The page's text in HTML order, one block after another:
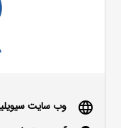
language وب سایت